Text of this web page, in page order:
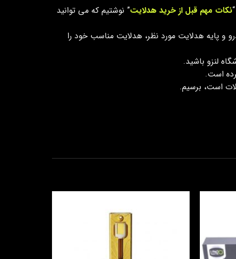
نکات مهم قبل از خرید هدلایت” نوشتیم که می توانید
و پایه هدلایت مورد نظر، هدلایت مناسب خود را
لنزو باشید.
است.
است، برسیم.